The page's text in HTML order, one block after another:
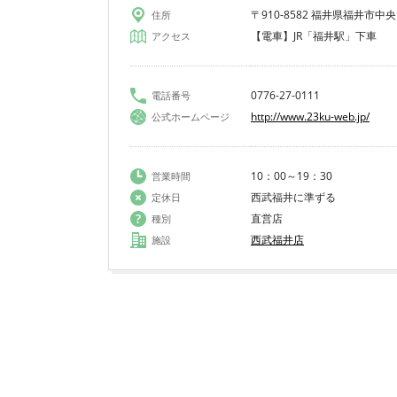
住所 〒910-8582 福井県福井市中
アクセス 【電車】JR「福井駅」下車
電話番号 0776-27-0111
公式ホームページ http://www.23ku-web.jp/
営業時間 10：00～19：30
定休日 西武福井に準ずる
種別 直営店
施設 西武福井店